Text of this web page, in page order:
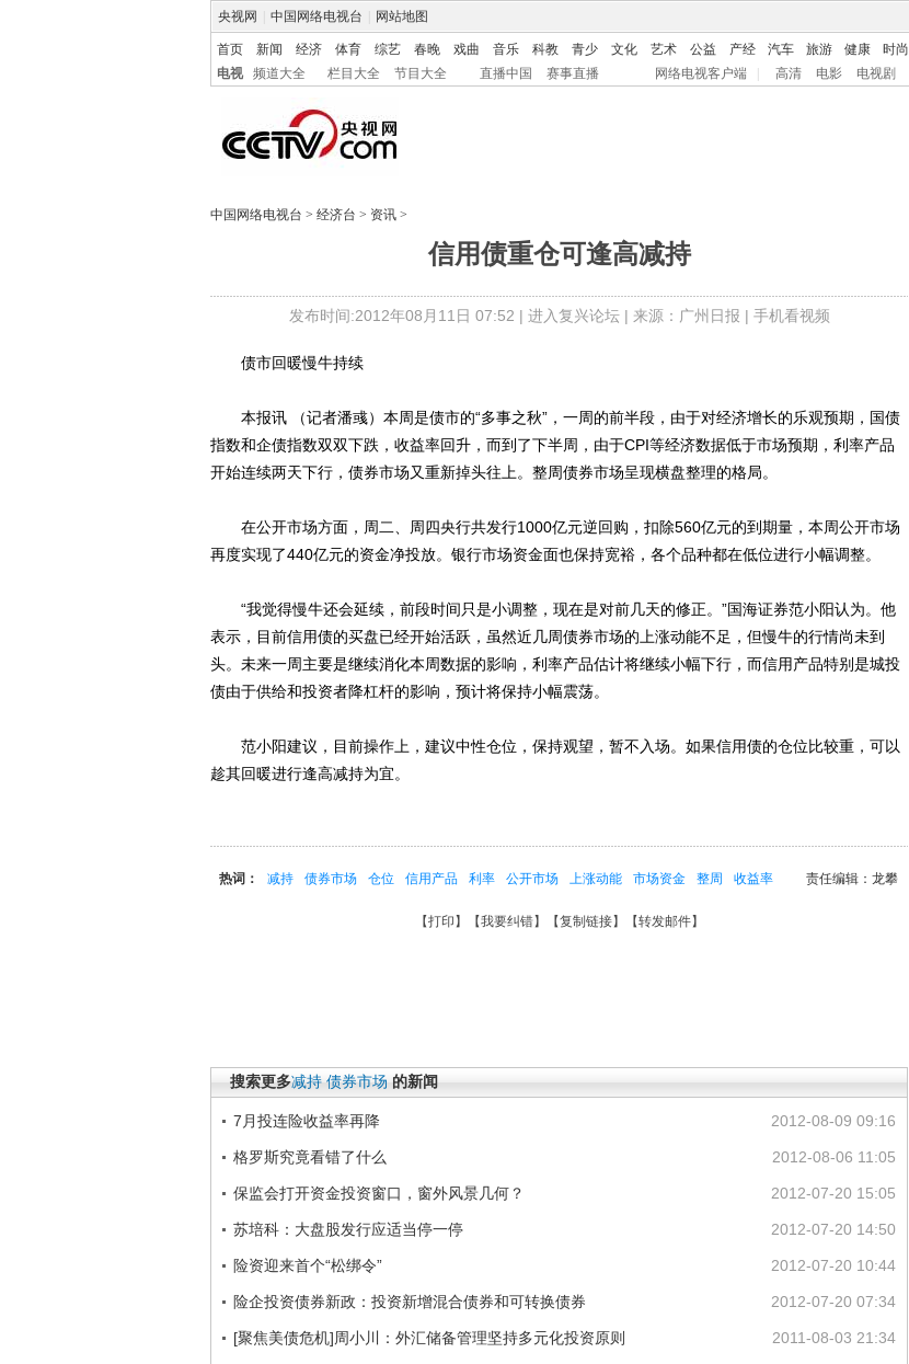
央视网 中国网络电视台 网站地图
首页 新闻 经济 体育 综艺 春晚 戏曲 音乐 科教 青少 文化 艺术 公益 产经 汽车 旅游 健康 时尚
电视
频道大全 栏目大全 节目大全 直播中国 赛事直播 网络电视客户端 高清 电影 电视剧
中国网络电视台 > 经济台 > 资讯 >
信用债重仓可逢高减持
发布时间:2012年08月11日 07:52 | 进入复兴论坛| 来源：广州日报 | 手机看视频
债市回暖慢牛持续
本报讯 （记者潘彧）本周是债市的“多事之秋”，一周的前半段，由于对经济增长的乐观预期，国债
指数和企债指数双双下跌，收益率回升，而到了下半周，由于CPI等经济数据低于市场预期，利率产品
开始连续两天下行，债券市场又重新掉头往上。整周债券市场呈现横盘整理的格局。
在公开市场方面，周二、周四央行共发行1000亿元逆回购，扣除560亿元的到期量，本周公开市场
再度实现了440亿元的资金净投放。银行市场资金面也保持宽裕，各个品种都在低位进行小幅调整。
“我觉得慢牛还会延续，前段时间只是小调整，现在是对前几天的修正。”国海证券范小阳认为。他
表示，目前信用债的买盘已经开始活跃，虽然近几周债券市场的上涨动能不足，但慢牛的行情尚未到
头。未来一周主要是继续消化本周数据的影响，利率产品估计将继续小幅下行，而信用产品特别是城投
债由于供给和投资者降杠杆的影响，预计将保持小幅震荡。
范小阳建议，目前操作上，建议中性仓位，保持观望，暂不入场。如果信用债的仓位比较重，可以
趁其回暖进行逢高减持为宜。
责任编辑：龙攀
热词： 减持 债券市场 仓位 信用产品 利率 公开市场 上涨动能 市场资金 整周 收益率
【打印 】【我要纠错】【复制链接】【转发邮件】
搜索更多减持 债券市场 的新闻
2012-08-09 09:16
7月投连险收益率再降
2012-08-06 11:05
格罗斯究竟看错了什么
2012-07-20 15:05
保监会打开资金投资窗口，窗外风景几何？
2012-07-20 14:50
苏培科：大盘股发行应适当停一停
2012-07-20 10:44
险资迎来首个“松绑令”
2012-07-20 07:34
险企投资债券新政：投资新增混合债券和可转换债券
2011-08-03 21:34
[聚焦美债危机]周小川：外汇储备管理坚持多元化投资原则